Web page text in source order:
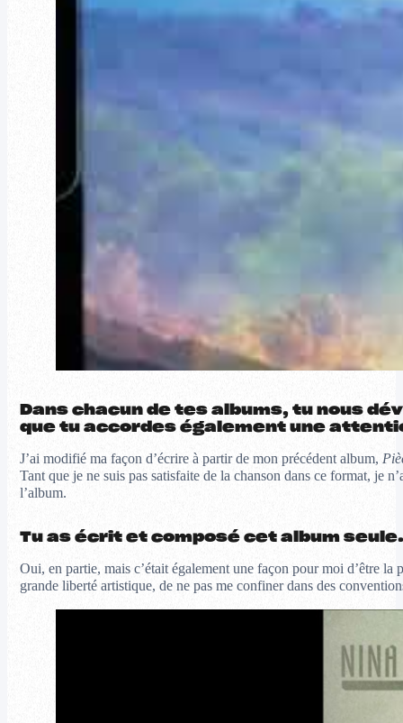
Dans chacun de tes albums, tu nous
que tu accordes également une
J’ai modifié ma façon d’écrire à partir de mon précédent album,
Tant que je ne suis pas satisfaite de la chanson dans ce format, je
l’album.
Tu as écrit et composé cet album
Oui, en partie, mais c’était également une façon pour moi d’être
grande liberté artistique, de ne pas me confiner dans des